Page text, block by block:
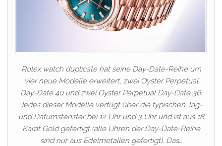
Rolex watch duplicate hat seine Day-Date-Reihe um
vier neue Modelle erweitert, zwei Oyster Perpetual
Day-Date 40 und zwei Oyster Perpetual Day-Date 36.
Jedes dieser Modelle verfügt über die typischen Tag-
und Datumsfenster bei 12 Uhr und 3 Uhr und ist aus 18
Karat Gold gefertigt (alle Uhren der Day-Date-Reihe
sind nur aus Edelmetallen gefertigt). Das…